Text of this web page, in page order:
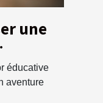
une
à
éducative
aventure